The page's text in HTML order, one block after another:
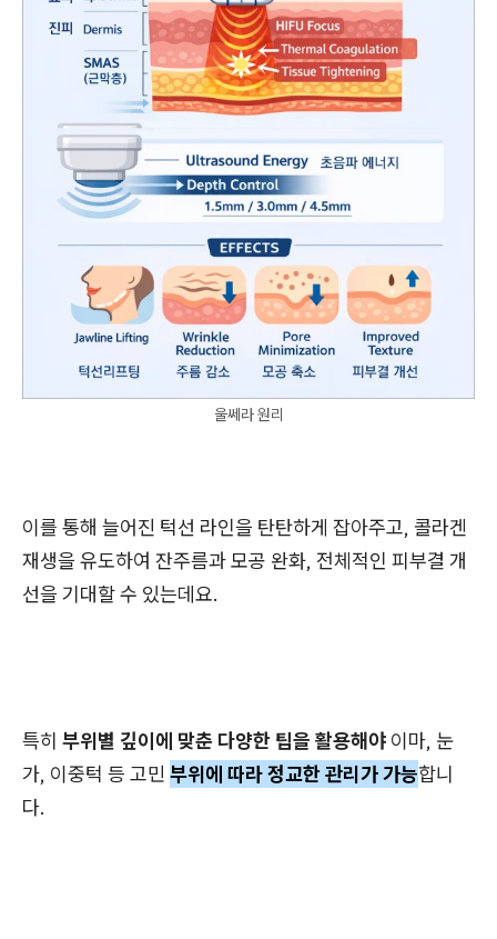
울쎄라 원리
이를 통해 늘어진 턱선 라인을 탄탄하게 잡아주고, 콜라겐
재생을 유도하여 잔주름과 모공 완화, 전체적인 피부결 개
선을 기대할 수 있는데요.
특히 부위별 깊이에 맞춘 다양한 팁을 활용해야 이마, 눈
가, 이중턱 등 고민 부위에 따라 정교한 관리가 가능합니
다.